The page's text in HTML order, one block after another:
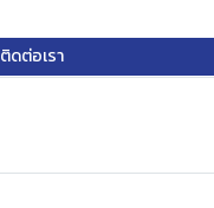
ติดต่อเรา